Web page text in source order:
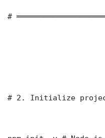
#
# 2. Initialize